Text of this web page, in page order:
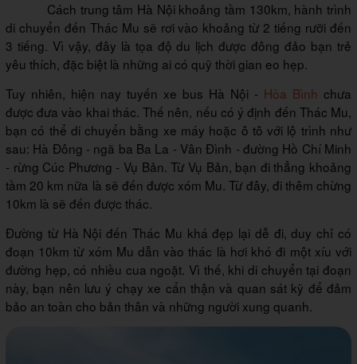
Cách trung tâm Hà Nội khoảng tầm 130km, hành trình
di chuyển đến Thác Mu sẽ rơi vào khoảng từ 2 tiếng rưỡi đến
3 tiếng. Vì vậy, đây là tọa độ du lịch được đông đảo bạn trẻ
yêu thích, đặc biệt là những ai có quỹ thời gian eo hẹp.
Tuy nhiên, hiện nay tuyến xe bus Hà Nội - Hòa Bình chưa
được đưa vào khai thác. Thế nên, nếu có ý định đến Thác Mu,
bạn có thể di chuyển bằng xe máy hoặc ô tô với lộ trình như
sau: Hà Đông - ngã ba Ba La - Vân Đình - đường Hồ Chí Minh
- rừng Cúc Phương - Vụ Bản. Từ Vụ Bản, bạn đi thẳng khoảng
tầm 20 km nữa là sẽ đến được xóm Mu. Từ đây, đi thêm chừng
10km là sẽ đến được thác.
Đường từ Hà Nội đến Thác Mu khá đẹp lại dễ đi, duy chỉ có
đoạn 10km từ xóm Mu dẫn vào thác là hơi khó đi một xíu với
đường hẹp, có nhiều cua ngoặt. Vì thế, khi di chuyển tại đoạn
này, bạn nên lưu ý chạy xe cẩn thận và quan sát kỹ để đảm
bảo an toàn cho bản thân và những người xung quanh.